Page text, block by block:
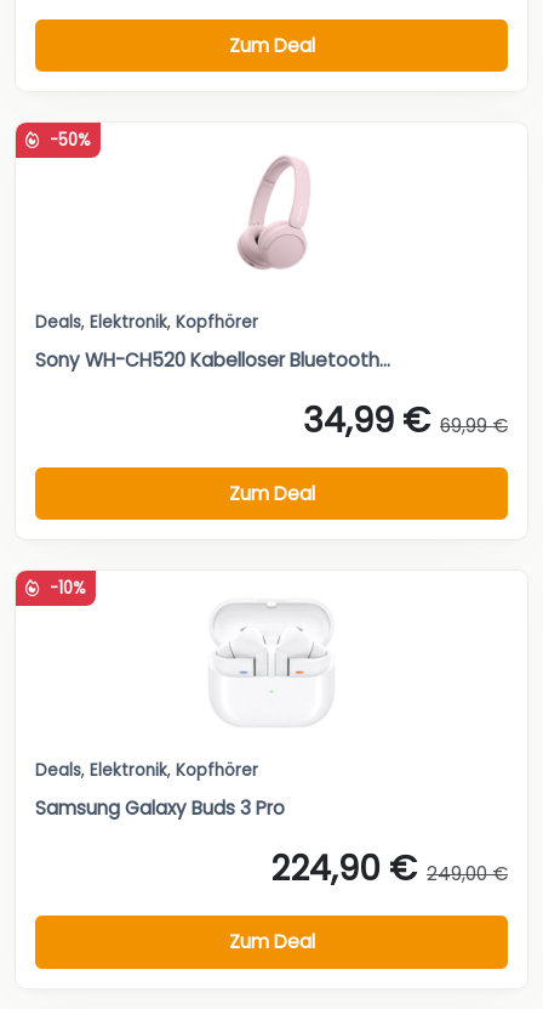
Zum Deal
-50%
Deals, Elektronik, Kopfhörer
Sony WH-CH520 Kabelloser Bluetooth...
34,99 € 69,99 €
Zum Deal
-10%
Deals, Elektronik, Kopfhörer
Samsung Galaxy Buds 3 Pro
224,90 € 249,00 €
Zum Deal